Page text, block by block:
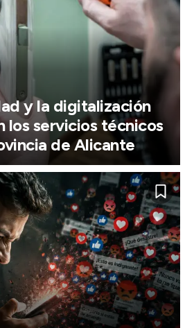
y la digitalización
los servicios técnicos
de Alicante